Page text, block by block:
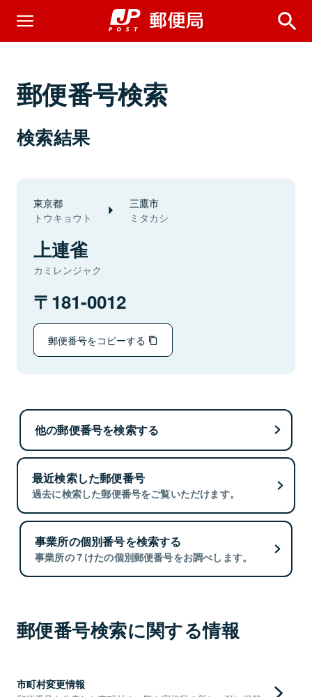
郵便番号検索
検索結果
東京都
トウキョウト
三鷹市
ミタカシ
上連雀
カミレンジャク
181-0012
郵便番号をコピーする
他の郵便番号を検索する
最近検索した郵便番号
過去に検索した郵便番号をご覧いただけます。
事業所の個別番号を検索する
事業所の７けたの個別郵便番号をお調べします。
郵便番号検索に関する情報
市町村変更情報